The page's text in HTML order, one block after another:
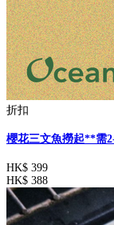
折扣
櫻花三文魚撈起**需
HK$ 399
HK$ 388